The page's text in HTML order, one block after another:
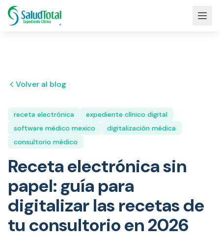
Volver al blog
receta electrónica
expediente clínico digital
software médico mexico
digitalización médica
consultorio médico
Receta electrónica sin
papel: guía para
digitalizar las recetas de
tu consultorio en 2026